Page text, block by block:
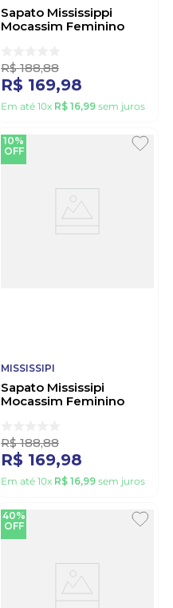
Sapato Mississippi
Mocassim Feminino
R$ 188,88
R$ 169,98
Em até 10x R$ 16,99 sem juros
10%
OFF
MISSISSIPI
Sapato Mississipi
Mocassim Feminino
R$ 188,88
R$ 169,98
Em até 10x R$ 16,99 sem juros
40%
OFF